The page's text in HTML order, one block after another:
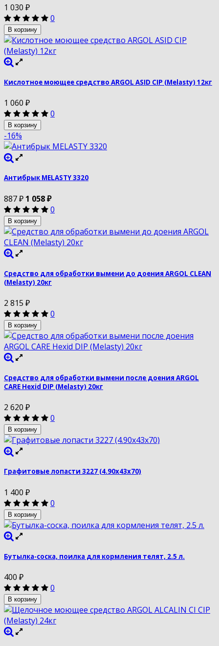
1 030 ₽
0
В корзину
Кислотное моющее средство ARGOL ASID CIP (Melasty) 12кг
1 060 ₽
0
В корзину
-16%
Антибрык MELASTY 3320
887₽ 1 058₽
0
В корзину
Средство для обработки вымени до доения ARGOL CLEAN
(Melasty) 20кг
2 815 ₽
0
В корзину
Средство для обработки вымени после доения ARGOL
CARE Hexid DIP (Melasty) 20кг
2 620 ₽
0
В корзину
Графитовые лопасти 3227 (4.90х43х70)
1 400 ₽
0
В корзину
Бутылка-соска, поилка для кормления телят, 2.5 л.
400 ₽
0
В корзину